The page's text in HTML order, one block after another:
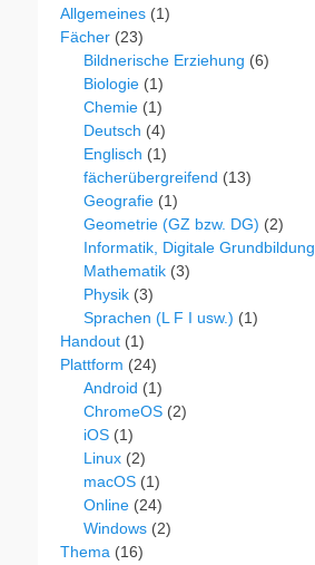
Allgemeines (1)
Fächer (23)
Bildnerische Erziehung (6)
Biologie (1)
Chemie (1)
Deutsch (4)
Englisch (1)
fächerübergreifend (13)
Geografie (1)
Geometrie (GZ bzw. DG) (2)
Informatik, Digitale Grundbildung
Mathematik (3)
Physik (3)
Sprachen (L F I usw.) (1)
Handout (1)
Plattform (24)
Android (1)
ChromeOS (2)
iOS (1)
Linux (2)
macOS (1)
Online (24)
Windows (2)
Thema (16)